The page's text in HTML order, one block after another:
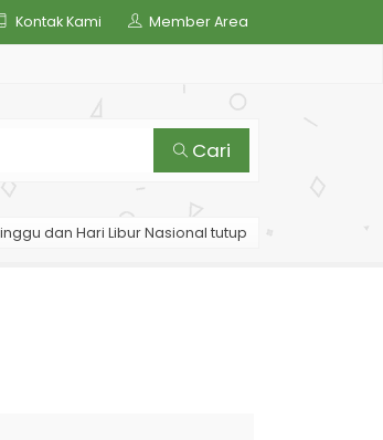
Kontak Kami Member Area
Cari
dan Hari Libur Nasional tutup